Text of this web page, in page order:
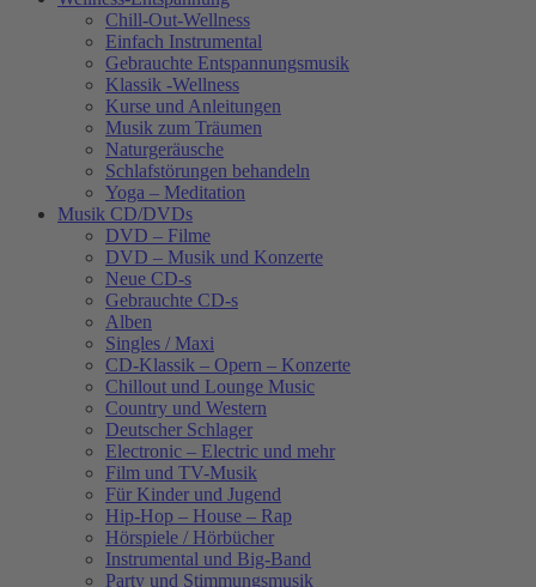
Chill-Out-Wellness
Einfach Instrumental
Gebrauchte Entspannungsmusik
Klassik -Wellness
Kurse und Anleitungen
Musik zum Träumen
Naturgeräusche
Schlafstörungen behandeln
Yoga – Meditation
Musik CD/DVDs
DVD – Filme
DVD – Musik und Konzerte
Neue CD-s
Gebrauchte CD-s
Alben
Singles / Maxi
CD-Klassik – Opern – Konzerte
Chillout und Lounge Music
Country und Western
Deutscher Schlager
Electronic – Electric und mehr
Film und TV-Musik
Für Kinder und Jugend
Hip-Hop – House – Rap
Hörspiele / Hörbücher
Instrumental und Big-Band
Party und Stimmungsmusik